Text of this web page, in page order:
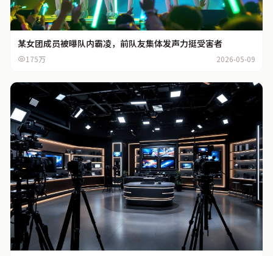
某女团成员被曝队内霸凌，前队友集体发声力挺受害者
175万 2026-05-09